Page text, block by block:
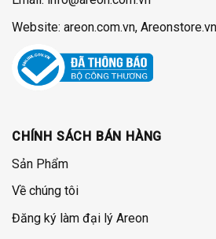
Website: areon.com.vn, Areonstore.vn
CHÍNH SÁCH BÁN HÀNG
Sản Phẩm
Về chúng tôi
Đăng ký làm đại lý Areon